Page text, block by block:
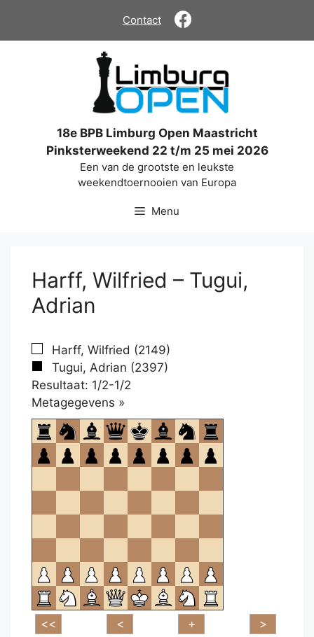
de
Contact
18e BPB Limburg Open Maastricht
Pinksterweekend 22 t/m 25 mei 2026
Een van de grootste en leukste
weekendtoernooien van Europa
Menu
Harff, Wilfried – Tugui,
Adrian
Harff, Wilfried (2149)
Tugui, Adrian (2397)
Resultaat: 1/2-1/2
Metagegevens »
om
te
openen.